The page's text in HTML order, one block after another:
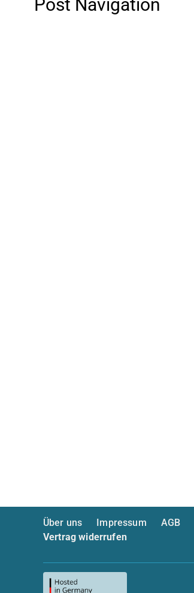
Post Navigation
Über uns Impressum AGB
Vertrag widerrufen